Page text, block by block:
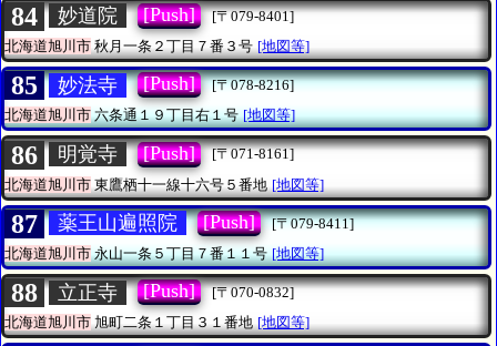
84 妙道院 [Push]
[〒079-8401]
北海道旭川市 秋月一条２丁目７番３号 [地図等]
85 妙法寺 [Push]
[〒078-8216]
北海道旭川市六条通１９丁目右１号 [地図等]
86 明覚寺 [Push]
[〒071-8161]
北海道旭川市 東鷹栖十一線十六号５番地 [地図等]
87 薬王山遍照院 [Push]
[〒079-8411]
北海道旭川市永山一条５丁目７番１１号 [地図等]
88 立正寺 [Push]
[〒070-0832]
北海道旭川市旭町二条１丁目３１番地 [地図等]